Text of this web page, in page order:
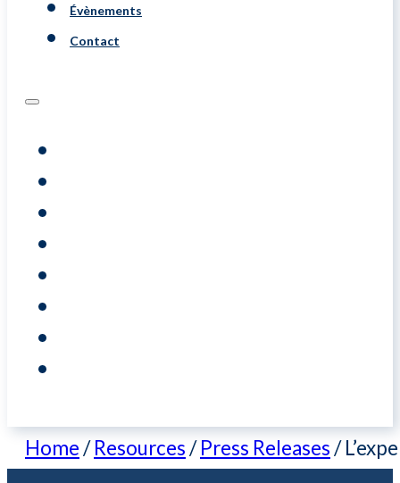
Évènements
Contact
Home/Resources/Press Releases/